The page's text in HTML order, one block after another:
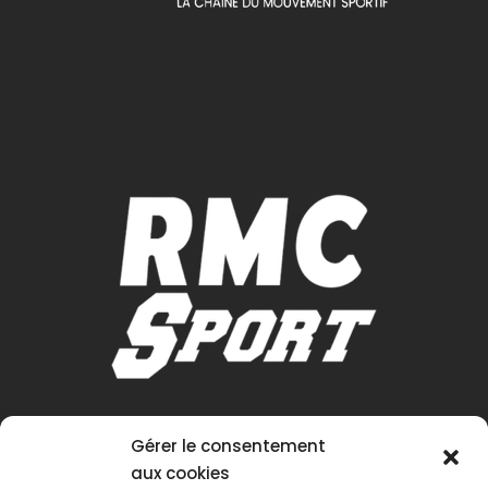
Gérer le consentement
aux cookies